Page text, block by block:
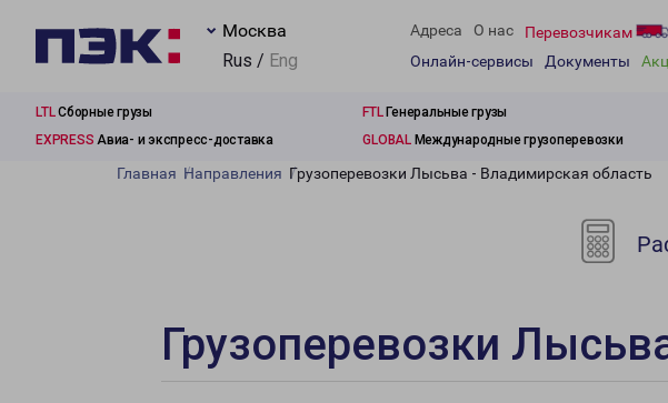
Москва
Rus / Eng
Адреса О нас Перевозчикам
Онлайн-сервисы
Документы
LTLСборные грузы FTLГенеральные грузы
EXPRESS Авиа- и экспресс-доставка GLOBALМеждународные грузоперевозки
Главная Направления Грузоперевозки Лысьва - Владимирская область
Грузоперевозки